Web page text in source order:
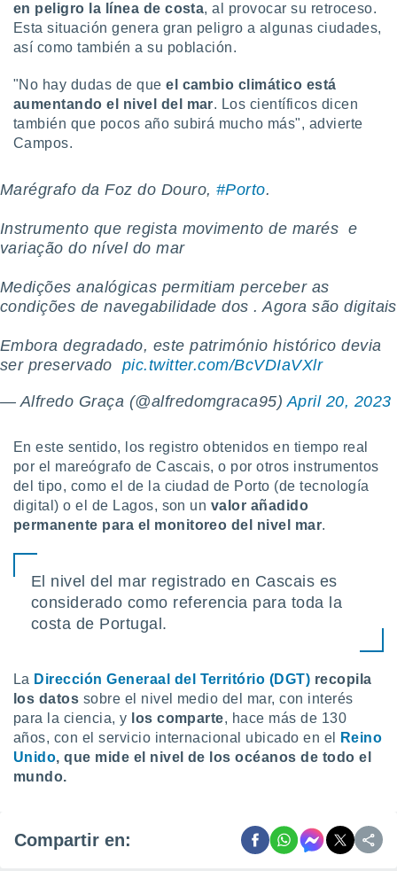
en peligro la línea de costa, al provocar su retroceso.
Esta situación genera gran peligro a algunas ciudades,
así como también a su población.
"No hay dudas de que el cambio climático está
aumentando el nivel del mar. Los científicos dicen
también que pocos año subirá mucho más", advierte
Campos.
Marégrafo da Foz do Douro, #Porto.
Instrumento que regista movimento de marés ️ e
variação do nível do mar
Medições analógicas permitiam perceber as
condições de navegabilidade dos . Agora são digitais
Embora degradado, este património histórico devia
ser preservado ️ pic.twitter.com/BcVDIaVXlr
— Alfredo Graça (@alfredomgraca95)April 20, 2023
En este sentido, los registro obtenidos en tiempo real
por el mareógrafo de Cascais, o por otros instrumentos
del tipo, como el de la ciudad de Porto (de tecnología
digital) o el de Lagos, son un valor añadido
permanente para el monitoreo del nivel mar.
El nivel del mar registrado en Cascais es
considerado como referencia para toda la
costa de Portugal.
La Dirección Generaal del Território (DGT) recopila
los datos sobre el nivel medio del mar, con interés
para la ciencia, y los comparte, hace más de 130
años, con el servicio internacional ubicado en el
Reino
Unido, que mide el nivel de los océanos de todo el
mundo.
Compartir en: